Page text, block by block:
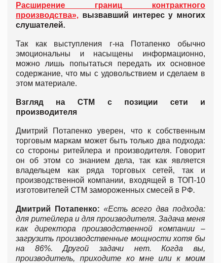
Расширение границ контрактного
производства», вызвавший интерес у многих
слушателей.
Так как выступления г-на Потапенко обычно
эмоциональны и насыщены информационно,
можно лишь попытаться передать их основное
содержание, что мы с удовольствием и сделаем в
этом материале.
Взгляд на СТМ с позиции сети и
производителя
Дмитрий Потапенко уверен, что к собственным
торговым маркам может быть только два подхода:
со стороны ритейлера и производителя. Говорит
он об этом со знанием дела, так как является
владельцем как ряда торговых сетей, так и
производственной компании, входящей в ТОП-10
изготовителей СТМ замороженных смесей в РФ.
Дмитрий Потапенко: «Есть всего два подхода:
для ритейлера и для производителя. Задача меня
как директора производственной компании –
загрузить производственные мощности хотя бы
на 86%. Другой задачи нет. Когда вы,
производитель, приходите ко мне или к моим